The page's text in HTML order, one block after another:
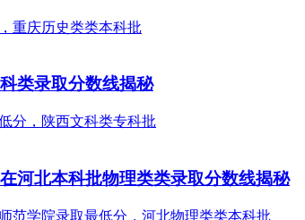
类录取分数线揭秘
河北本科批物理类类录取分数线揭秘